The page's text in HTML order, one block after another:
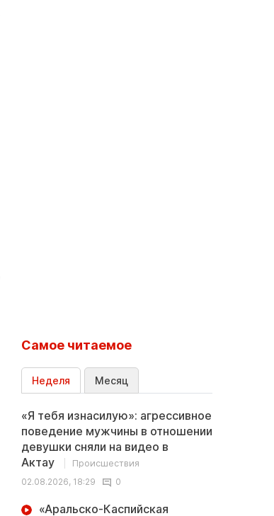
Самое читаемое
Неделя Месяц
«Я тебя изнасилую»: агрессивное
поведение мужчины в отношении
девушки сняли на видео в
Актау
Происшествия
02.08.2026, 18:29
0
«Аральско-Каспийская